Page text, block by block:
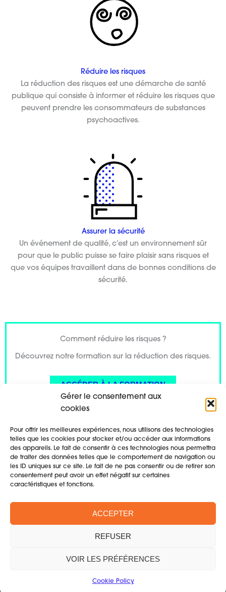
Gérer le consentement aux
cookies
Pour offrir les meilleures expériences, nous utilisons des technologies
telles que les cookies pour stocker et/ou accéder aux informations
des appareils. Le fait de consentir à ces technologies nous permettra
de traiter des données telles que le comportement de navigation ou
les ID uniques sur ce site. Le fait de ne pas consentir ou de retirer son
consentement peut avoir un effet négatif sur certaines
caractéristiques et fonctions.
ACCEPTER
REFUSER
VOIR LES PRÉFÉRENCES
Cookie Policy
Réduire les risques
La réduction des risques est une démarche de santé
publique qui consiste à informer et réduire les risques que
peuvent prendre les consommateurs de substances
psychoactives.
Assurer la sécurité
Un événement de qualité, c’est un environnement sûr
pour que le public puisse se faire plaisir sans risques et
que vos équipes travaillent dans de bonnes conditions de
sécurité.
Comment réduire les risques ?
Découvrez notre formation sur la réduction des risques.
ACCÉDER À LA FORMATION